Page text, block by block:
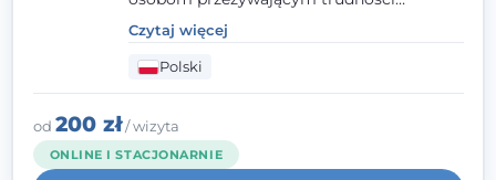
emocjonalne, relacyjne albo znajdującym
się w kryzysie. Liczy się dla mnie
autentyczna, oparta na zaufaniu relacja
oraz przestrzeń, w której każdy poczuje się
wysłuchany i potraktowany z szacunkiem.
Czytaj więcej
Polski
od 200 zł/ wizyta
ONLINE I STACJONARNIE